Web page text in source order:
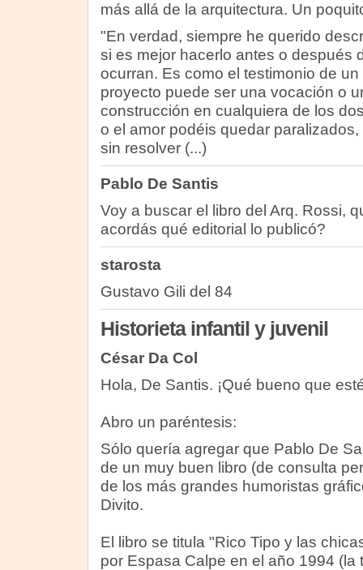
más allá de la arquitectura. Un
"En verdad, siempre he querido
si es mejor hacerlo antes o después
ocurran. Es como el testimonio de
proyecto puede ser una vocación o
construcción en cualquiera de los
o el amor podéis quedar
sin resolver (...)
Pablo De Santis
Voy a buscar el libro del Arq. Rossi,
acordás qué editorial lo publicó?
starosta
Gustavo Gili del 84
Historieta infantil y juvenil
César Da Col
Hola, De Santis. ¡Qué bueno que
Abro un paréntesis:
Sólo quería agregar que Pablo De
de un muy buen libro (de consulta
de los más grandes humoristas
Divito.
El libro se titula "Rico Tipo y las
por Espasa Calpe en el año 1994 (la